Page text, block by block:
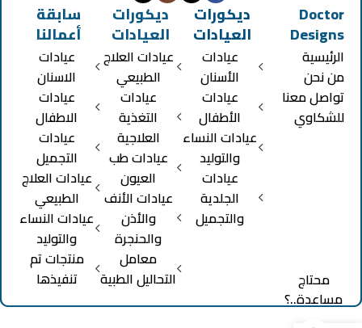
Doctor
Designs
الرئيسية
من نحن
تواصل معنا
للشكاوي
ديكورات
العيادات
عيادات
الأسنان
عيادات
الأطفال
عيادات النساء
والتوليد
عيادات
الجلدية
والتجميل
ديكورات
العيادات
عيادات العلاج
الطبيعي
عيادات
التغذية
العلاجية
عيادات طب
العيون
عيادات الأنف
والأذن
والحنجرة
معامل
التحاليل الطبية
سابقة
أعمالنا
عيادات
الاسنان
عيادات
الاطفال
عيادات
التجميل
عيادات العلاج
الطبيعي
عيادات النساء
والتوليد
منتجات تم
تنفيذها
محتاج
مساعدة..؟